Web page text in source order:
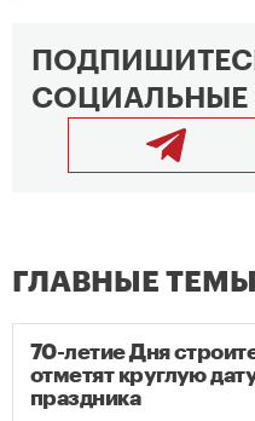
СОЦИАЛЬНЫЕ
ГЛАВНЫЕ
70-летие Дня
отметят круглую
праздника